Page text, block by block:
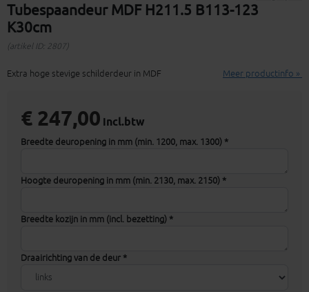
Tubespaandeur MDF H211.5 B113-123
K30cm
(artikel ID: 2807)
Extra hoge stevige schilderdeur in MDF Meer productinfo »
€ 247,00 incl.btw
Breedte deuropening in mm (min. 1200, max. 1300) *
Hoogte deuropening in mm (min. 2130, max. 2150) *
Breedte kozijn in mm (incl. bezetting) *
Draairichting van de deur *